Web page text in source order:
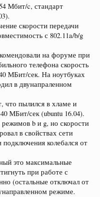
Мбит/c, стандарт
скорости передачи
с 802.11a/b/g
на форуме при
телефона скорость
МБит/сек. На ноутбуках
в двунапраленном
что пылился в хламе и
МБит/сек (ubuntu 16.04).
b и g, но скорости
в свойствах сети
подключения колебался от
это максимальные
при работе с
(остальные отключал от
режиме.